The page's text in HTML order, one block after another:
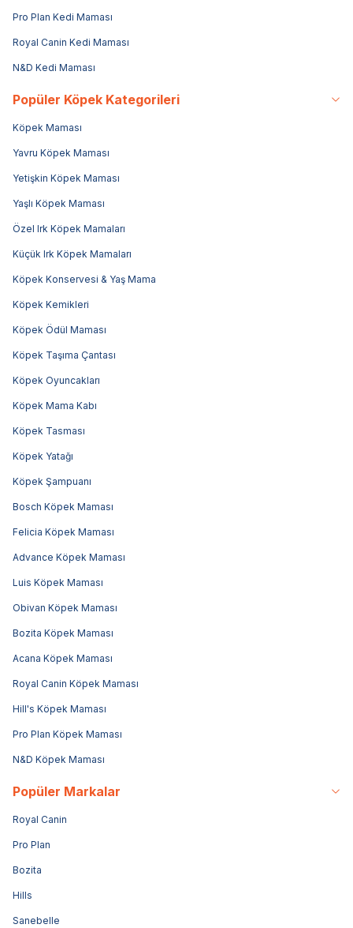
Pro Plan Kedi Maması
Royal Canin Kedi Maması
N&D Kedi Maması
Popüler Köpek Kategorileri
Köpek Maması
Yavru Köpek Maması
Yetişkin Köpek Maması
Yaşlı Köpek Maması
Özel Irk Köpek Mamaları
Küçük Irk Köpek Mamaları
Köpek Konservesi & Yaş Mama
Köpek Kemikleri
Köpek Ödül Maması
Köpek Taşıma Çantası
Köpek Oyuncakları
Köpek Mama Kabı
Köpek Tasması
Köpek Yatağı
Köpek Şampuanı
Bosch Köpek Maması
Felicia Köpek Maması
Advance Köpek Maması
Luis Köpek Maması
Obivan Köpek Maması
Bozita Köpek Maması
Acana Köpek Maması
Royal Canin Köpek Maması
Hill's Köpek Maması
Pro Plan Köpek Maması
N&D Köpek Maması
Popüler Markalar
Royal Canin
Pro Plan
Bozita
Hills
Sanebelle